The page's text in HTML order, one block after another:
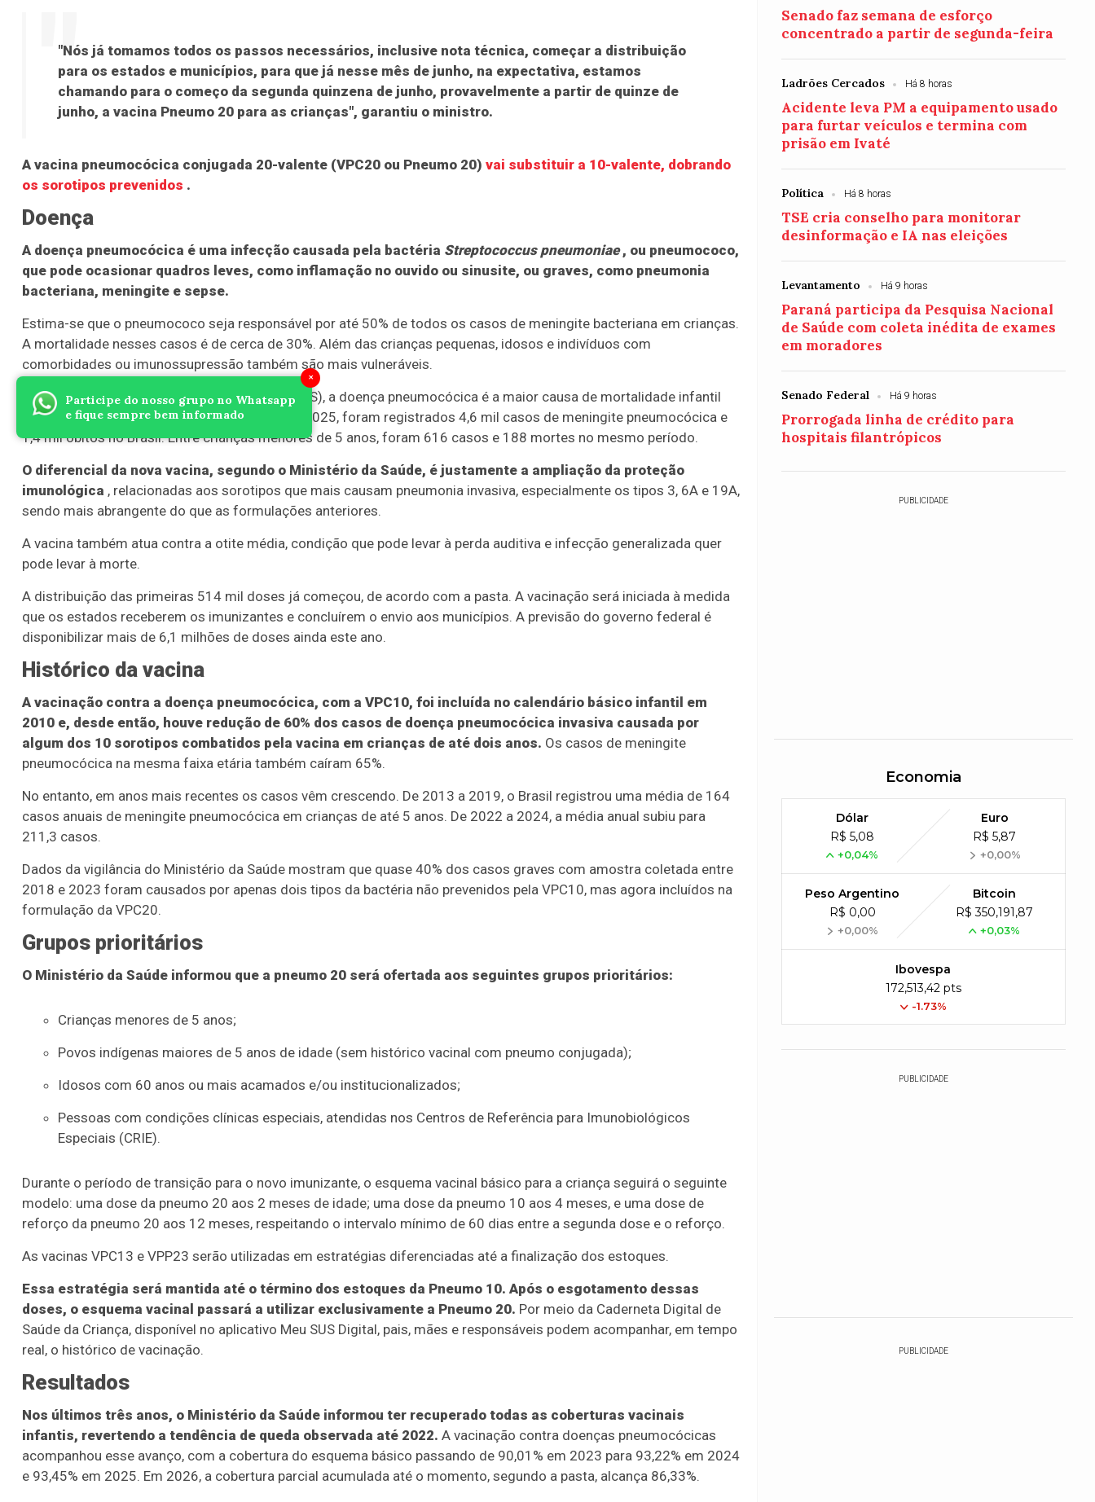
×
Participe do nosso grupo no Whatsapp
e fique sempre bem informado
"Nós já tomamos todos os passos necessários, inclusive nota técnica, começar a distribuição
para os estados e municípios, para que já nesse mês de junho, na expectativa, estamos
chamando para o começo da segunda quinzena de junho, provavelmente a partir de quinze de
junho, a vacina Pneumo 20 para as crianças", garantiu o ministro.
A vacina pneumocócica conjugada 20-valente (VPC20 ou Pneumo 20) vai substituir a 10-valente, dobrando
os sorotipos prevenidos .
Doença
A doença pneumocócica é uma infecção causada pela bactéria Streptococcus pneumoniae, ou pneumococo,
que pode ocasionar quadros leves, como inflamação no ouvido ou sinusite, ou graves, como pneumonia
bacteriana, meningite e sepse.
Estima-se que o pneumococo seja responsável por até 50% de todos os casos de meningite bacteriana em crianças.
A mortalidade nesses casos é de cerca de 30%. Além das crianças pequenas, idosos e indivíduos com
comorbidades ou imunossupressão também são mais vulneráveis.
Segundo a Organização Mundial da Saúde (OMS), a doença pneumocócica é a maior causa de mortalidade infantil
por doença prevenível. No Brasil, entre 2023 e 2025, foram registrados 4,6 mil casos de meningite pneumocócica e
1,4 mil óbitos no Brasil. Entre crianças menores de 5 anos, foram 616 casos e 188 mortes no mesmo período.
O diferencial da nova vacina, segundo o Ministério da Saúde, é justamente a ampliação da proteção
imunológica , relacionadas aos sorotipos que mais causam pneumonia invasiva, especialmente os tipos 3, 6A e 19A,
sendo mais abrangente do que as formulações anteriores.
A vacina também atua contra a otite média, condição que pode levar à perda auditiva e infecção generalizada quer
pode levar à morte.
A distribuição das primeiras 514 mil doses já começou, de acordo com a pasta. A vacinação será iniciada à medida
que os estados receberem os imunizantes e concluírem o envio aos municípios. A previsão do governo federal é
disponibilizar mais de 6,1 milhões de doses ainda este ano.
Histórico da vacina
A vacinação contra a doença pneumocócica, com a VPC10, foi incluída no calendário básico infantil em
2010 e, desde então, houve redução de 60% dos casos de doença pneumocócica invasiva causada por
algum dos 10 sorotipos combatidos pela vacina em crianças de até dois anos. Os casos de meningite
pneumocócica na mesma faixa etária também caíram 65%.
No entanto, em anos mais recentes os casos vêm crescendo. De 2013 a 2019, o Brasil registrou uma média de 164
casos anuais de meningite pneumocócica em crianças de até 5 anos. De 2022 a 2024, a média anual subiu para
211,3 casos.
Dados da vigilância do Ministério da Saúde mostram que quase 40% dos casos graves com amostra coletada entre
2018 e 2023 foram causados por apenas dois tipos da bactéria não prevenidos pela VPC10, mas agora incluídos na
formulação da VPC20.
Grupos prioritários
O Ministério da Saúde informou que a pneumo 20 será ofertada aos seguintes grupos prioritários:
Crianças menores de 5 anos;
Povos indígenas maiores de 5 anos de idade (sem histórico vacinal com pneumo conjugada);
Idosos com 60 anos ou mais acamados e/ou institucionalizados;
Pessoas com condições clínicas especiais, atendidas nos Centros de Referência para Imunobiológicos
Especiais (CRIE).
Durante o período de transição para o novo imunizante, o esquema vacinal básico para a criança seguirá o seguinte
modelo: uma dose da pneumo 20 aos 2 meses de idade; uma dose da pneumo 10 aos 4 meses, e uma dose de
reforço da pneumo 20 aos 12 meses, respeitando o intervalo mínimo de 60 dias entre a segunda dose e o reforço.
As vacinas VPC13 e VPP23 serão utilizadas em estratégias diferenciadas até a finalização dos estoques.
Essa estratégia será mantida até o término dos estoques da Pneumo 10. Após o esgotamento dessas
doses, o esquema vacinal passará a utilizar exclusivamente a Pneumo 20. Por meio da Caderneta Digital de
Saúde da Criança, disponível no aplicativo Meu SUS Digital, pais, mães e responsáveis podem acompanhar, em tempo
real, o histórico de vacinação.
Resultados
Nos últimos três anos, o Ministério da Saúde informou ter recuperado todas as coberturas vacinais
infantis, revertendo a tendência de queda observada até 2022. A vacinação contra doenças pneumocócicas
acompanhou esse avanço, com a cobertura do esquema básico passando de 90,01% em 2023 para 93,22% em 2024
e 93,45% em 2025. Em 2026, a cobertura parcial acumulada até o momento, segundo a pasta, alcança 86,33%.
Senado faz semana de esforço
concentrado a partir de segunda-feira
Ladrões Cercados Há 8 horas
Acidente leva PM a equipamento usado
para furtar veículos e termina com
prisão em Ivaté
Política Há 8 horas
TSE cria conselho para monitorar
desinformação e IA nas eleições
Levantamento Há 9 horas
Paraná participa da Pesquisa Nacional
de Saúde com coleta inédita de exames
em moradores
Senado Federal Há 9 horas
Prorrogada linha de crédito para
hospitais filantrópicos
PUBLICIDADE
Economia
Dólar
R$ 5,08
+0,04%
Euro
R$ 5,87
+0,00%
Peso Argentino
R$ 0,00
+0,00%
Bitcoin
R$ 350,191,87
+0,03%
Ibovespa
172,513,42 pts
-1.73%
PUBLICIDADE
PUBLICIDADE